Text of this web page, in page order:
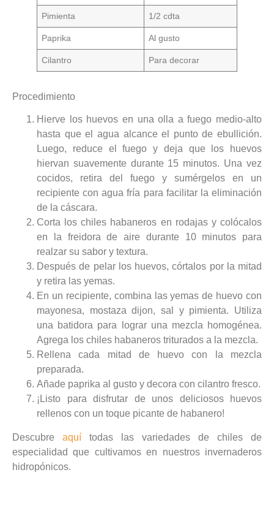
Pimienta 1/2 cdta
Paprika Al gusto
Cilantro Para decorar
Procedimiento
Hierve los huevos en una olla a fuego medio-alto
hasta que el agua alcance el punto de ebullición.
Luego, reduce el fuego y deja que los huevos
hiervan suavemente durante 15 minutos. Una vez
cocidos, retira del fuego y sumérgelos en un
recipiente con agua fría para facilitar la eliminación
de la cáscara.
Corta los chiles habaneros en rodajas y colócalos
en la freidora de aire durante 10 minutos para
realzar su sabor y textura.
Después de pelar los huevos, córtalos por la mitad
y retira las yemas.
En un recipiente, combina las yemas de huevo con
mayonesa, mostaza dijon, sal y pimienta. Utiliza
una batidora para lograr una mezcla homogénea.
Agrega los chiles habaneros triturados a la mezcla.
Rellena cada mitad de huevo con la mezcla
preparada.
Añade paprika al gusto y decora con cilantro fresco.
¡Listo para disfrutar de unos deliciosos huevos
rellenos con un toque picante de habanero!
Descubre aquí todas las variedades de chiles de
especialidad que cultivamos en nuestros invernaderos
hidropónicos.